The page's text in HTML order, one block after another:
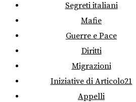
Segreti italiani
Mafie
Guerre e Pace
Diritti
Migrazioni
Iniziative di Articolo21
Appelli